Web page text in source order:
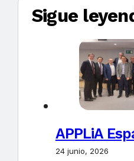
Sigue
APPLiA
24 junio, 2026